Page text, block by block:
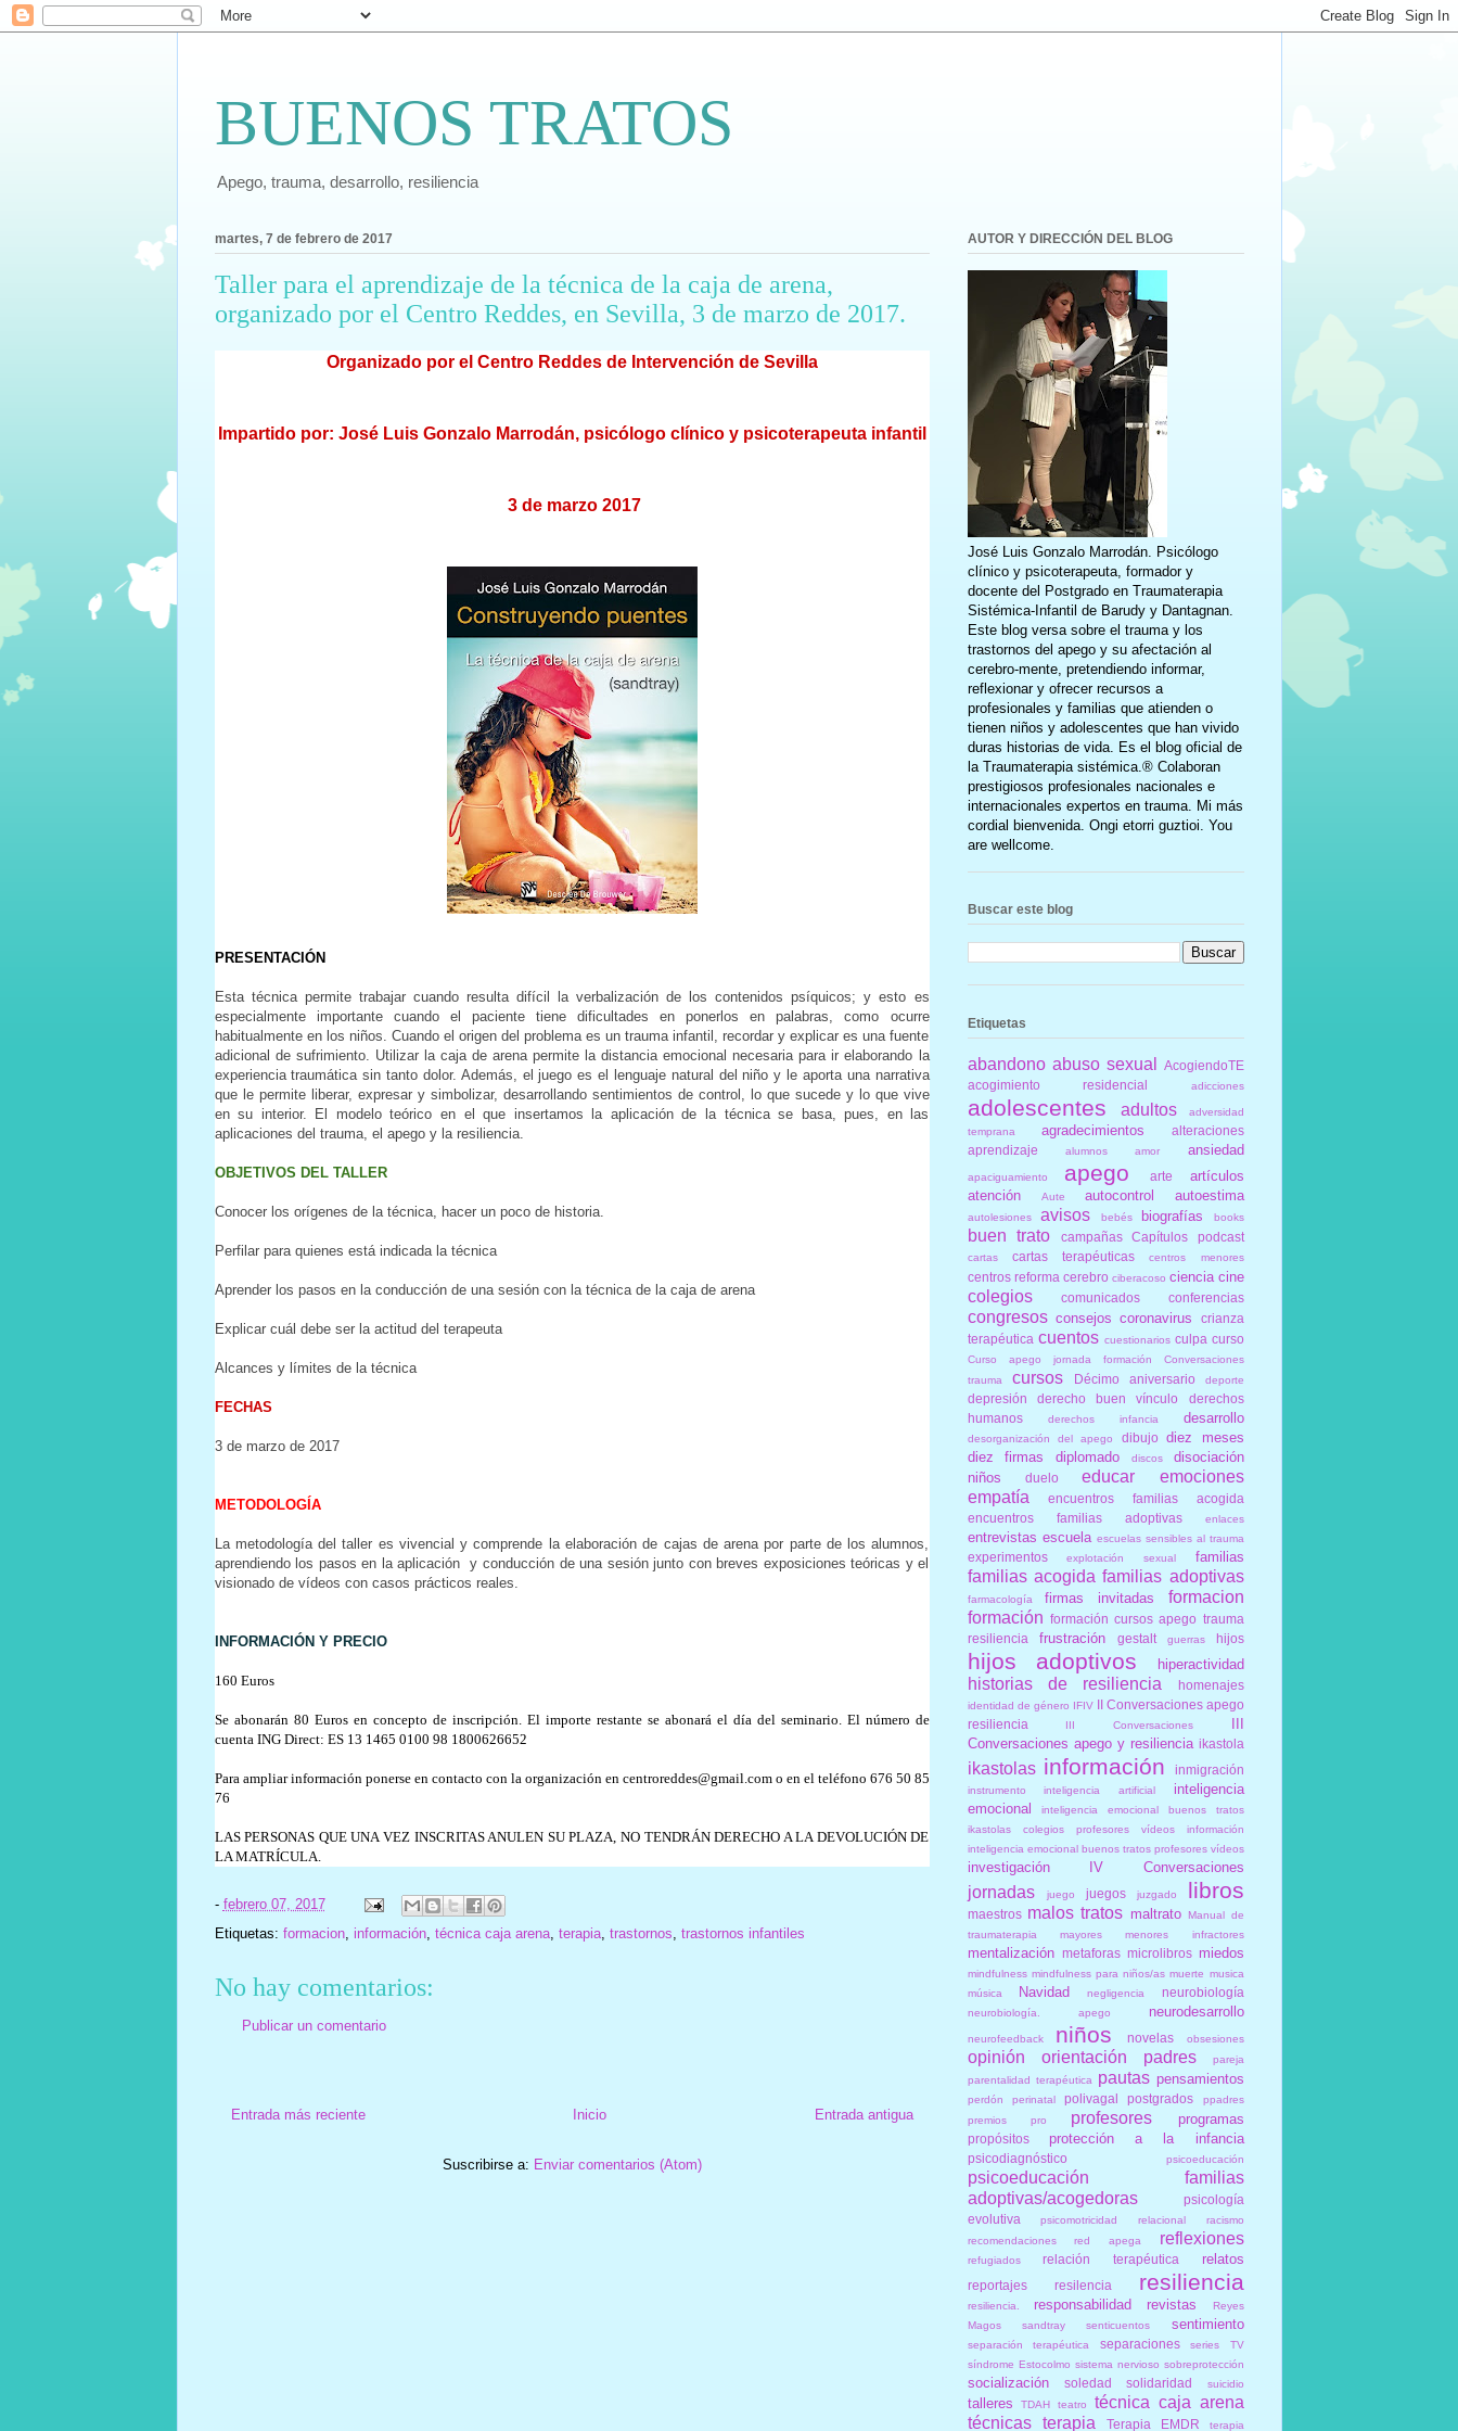
BUENOS TRATOS
Apego, trauma, desarrollo, resiliencia
martes, 7 de febrero de 2017
Taller para el aprendizaje de la técnica de la caja de arena,
organizado por el Centro Reddes, en Sevilla, 3 de marzo de 2017.
Organizado por el Centro Reddes de Intervención de Sevilla
Impartido por: José Luis Gonzalo Marrodán, psicólogo clínico y psicoterapeuta infantil
3 de marzo 2017
PRESENTACIÓN
Esta técnica permite trabajar cuando resulta difícil la verbalización de los contenidos psíquicos; y esto es
especialmente importante cuando el paciente tiene dificultades en ponerlos en palabras, como ocurre
habitualmente en los niños. Cuando el origen del problema es un trauma infantil, recordar y explicar es una fuente
adicional de sufrimiento. Utilizar la caja de arena permite la distancia emocional necesaria para ir elaborando la
experiencia traumática sin tanto dolor. Además, el juego es el lenguaje natural del niño y le aporta una narrativa
que le permite liberar, expresar y simbolizar, desarrollando sentimientos de control, lo que sucede y lo que vive
en su interior. El modelo teórico en el que insertamos la aplicación de la técnica se basa, pues, en las
aplicaciones del trauma, el apego y la resiliencia.
OBJETIVOS DEL TALLER
Conocer los orígenes de la técnica, hacer un poco de historia.
Perfilar para quienes está indicada la técnica
Aprender los pasos en la conducción de una sesión con la técnica de la caja de arena
Explicar cuál debe ser la actitud del terapeuta
Alcances y límites de la técnica
FECHAS
3 de marzo de 2017
METODOLOGÍA
La metodología del taller es vivencial y comprende la elaboración de cajas de arena por parte de los alumnos,
aprendiendo los pasos en la aplicación y conducción de una sesión junto con breves exposiciones teóricas y el
visionado de vídeos con casos prácticos reales.
INFORMACIÓN Y PRECIO
160 Euros
Se abonarán 80 Euros en concepto de inscripción. El importe restante se abonará el día del seminario. El número de
cuenta ING Direct: ES 13 1465 0100 98 1800626652
Para ampliar información ponerse en contacto con la organización en centroreddes@gmail.com o en el teléfono 676 50 85
76
LAS PERSONAS QUE UNA VEZ INSCRITAS ANULEN SU PLAZA, NO TENDRÁN DERECHO A LA DEVOLUCIÓN DE
LA MATRÍCULA.
- febrero 07, 2017
Etiquetas: formacion, información, técnica caja arena, terapia, trastornos trastornos infantiles
No hay comentarios:
Publicar un comentario
Entrada más reciente Entrada antigua
Inicio
Suscribirse a: Enviar comentarios (Atom)
AUTOR Y DIRECCIÓN DEL BLOG
José Luis Gonzalo Marrodán. Psicólogo
clínico y psicoterapeuta, formador y
docente del Postgrado en Traumaterapia
Sistémica-Infantil de Barudy y Dantagnan.
Este blog versa sobre el trauma y los
trastornos del apego y su afectación al
cerebro-mente, pretendiendo informar,
reflexionar y ofrecer recursos a
profesionales y familias que atienden o
tienen niños y adolescentes que han vivido
duras historias de vida. Es el blog oficial de
la Traumaterapia sistémica.® Colaboran
prestigiosos profesionales nacionales e
internacionales expertos en trauma. Mi más
cordial bienvenida. Ongi etorri guztioi. You
are wellcome.
Buscar este blog
Etiquetas
abandono abuso sexual
AcogiendoTE
acogimiento residencial
adicciones
adolescentes adultos
adversidad
temprana
agradecimientos
alteraciones
aprendizaje
alumnos amor ansiedad
apaciguamiento apego arte
artículos
atención
Aute autocontrol autoestima
autolesiones avisos bebés biografías books
buen trato campañas Capítulos podcast
cartas cartas terapéuticas centros menores
centros reforma cerebro ciberacoso ciencia cine
colegios comunicados conferencias
congresos consejos coronavirus
crianza
terapéutica cuentos cuestionarios culpa curso
Curso apego jornada formación Conversaciones
trauma
cursos Décimo aniversario deporte
depresión derecho buen vínculo
derechos
humanos
derechos infancia desarrollo
desorganización del apego dibujo diez meses
diez firmas
diplomado discos
disociación
niños
duelo educar
emociones
empatía
encuentros familias acogida
encuentros familias adoptivas
enlaces
entrevistas escuela escuelas sensibles al trauma
experimentos explotación sexual familias
familias acogida familias adoptivas
farmacología firmas invitadas
formacion
formación formación cursos apego trauma
resiliencia
frustración gestalt guerras hijos
hijos adoptivos hiperactividad
historias de resiliencia homenajes
identidad de género IFIV II Conversaciones apego
resiliencia
III Conversaciones
III
Conversaciones apego y resiliencia ikastola
ikastolas información inmigración
instrumento inteligencia artificial
inteligencia
emocional
inteligencia emocional buenos tratos
ikastolas colegios profesores vídeos información
inteligencia emocional buenos tratos profesores vídeos
investigación IV Conversaciones
jornadas juego juegos juzgado libros
maestros malos tratos maltrato Manual de
traumaterapia
mayores menores infractores
mentalización metaforas microlibros miedos
mindfulness mindfulness para niños/as muerte musica
música
Navidad negligencia neurobiología
neurobiología. apego neurodesarrollo
neurofeedback niños novelas obsesiones
opinión orientación padres
pareja
parentalidad terapéutica
pautas pensamientos
perdón perinatal polivagal postgrados
ppadres
premios
pro profesores programas
propósitos protección a la infancia
psicodiagnóstico psicoeducación
psicoeducación familias
adoptivas/acogedoras
psicología
evolutiva
psicomotricidad relacional
racismo
recomendaciones
red apega reflexiones
refugiados relación terapéutica relatos
reportajes resilencia resiliencia
resiliencia. responsabilidad revistas
Reyes
Magos
sandtray senticuentos sentimiento
separación terapéutica separaciones
series TV
síndrome Estocolmo sistema nervioso sobreprotección
socialización soledad solidaridad suicidio
talleres TDAH teatro
técnica caja arena
técnicas
terapia Terapia EMDR terapia